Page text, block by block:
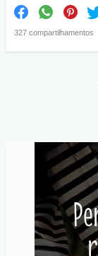
327 compartilhamentos